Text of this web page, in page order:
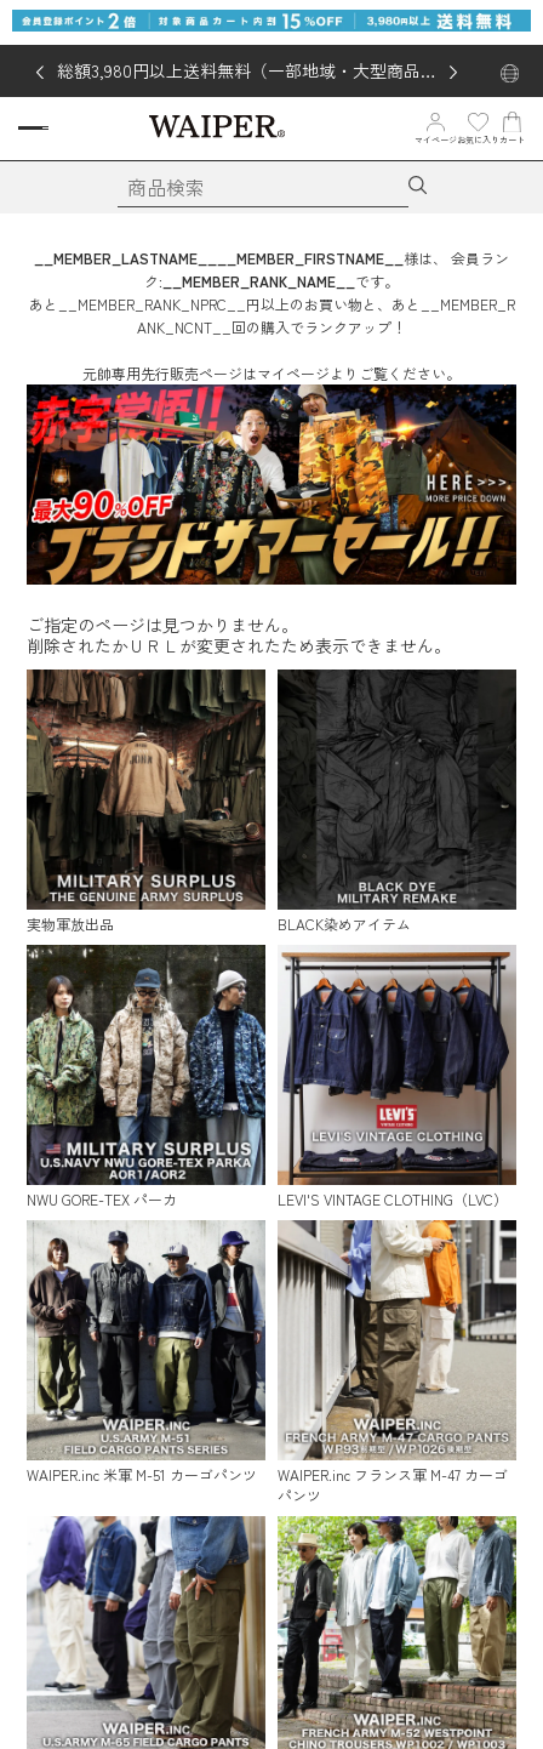
総額3,980円以上送料無料（一部地域・大型商品対
マイページ お気に入り カート
__MEMBER_LASTNAME__ __MEMBER_FIRSTNAME__ 様は、
会員ラン
ク: __MEMBER_RANK_NAME__ です。
あと
__MEMBER_RANK_NPRC__ 円以上のお買い物と、あと
__MEMBER_R
ANK_NCNT__ 回の購入でランクアップ！
元帥専用先行販売ページはマイページよりご覧ください。
ご指定のページは見つかりません。
削除されたかＵＲＬが変更されたため表示できません。
実物軍放出品 BLACK染めアイテム
NWU GORE-TEX パーカ LEVI'S VINTAGE CLOTHING（LVC）
WAIPER.inc 米軍 M-51 カーゴパンツ
WAIPER.inc フランス軍 M-47 カーゴ
パンツ